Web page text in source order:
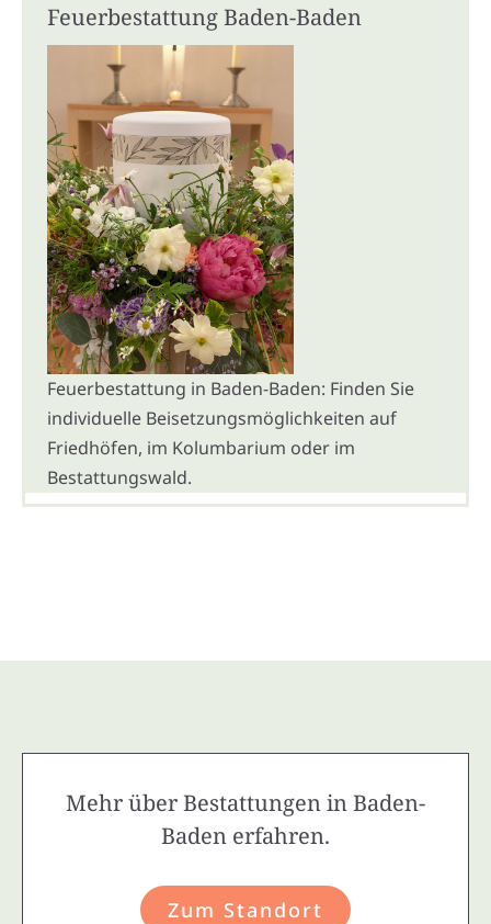
Feuerbestattung Baden-Baden
Feuerbestattung in Baden-Baden: Finden Sie
individuelle Beisetzungsmöglichkeiten auf
Friedhöfen, im Kolumbarium oder im
Bestattungswald.
Mehr über Bestattungen in Baden-
Baden erfahren.
Zum Standort